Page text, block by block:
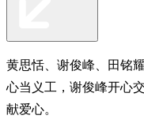
黄思恬、谢俊峰、田铭
心当义工，谢俊峰开心
献爱心。